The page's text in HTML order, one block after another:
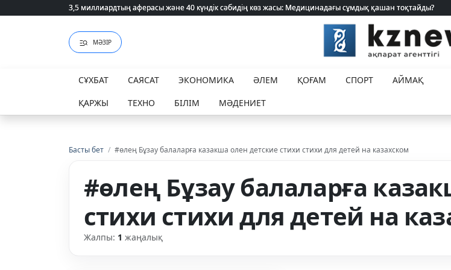
3,5 миллиардтың аферасы және 40 күндік сәбидің көз жасы: Медицинадағы сұмдық қашан тоқтайды?
3,5 миллиардтың аферасы және 40 күндік сәбидің көз жасы: Медицинадағы сұмдық қашан тоқтайды?
МӘЗІР
СҰХБАТ САЯСАТ ЭКОНОМИКА ӘЛЕМ ҚОҒАМ СПОРТ
АЙМАҚ
ҚАРЖЫ
ТЕХНО БІЛІМ МӘДЕНИЕТ
Басты бет / #өлең Бұзау балаларға казакша олен детские стихи стихи для детей на казахском
#өлең Бұзау балаларға
стихи стихи для детей на
Жалпы: 1 жаңалық